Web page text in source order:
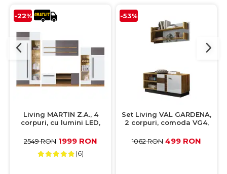
-22%
Living MARTIN Z.A., 4
corpuri, cu lumini LED,
MDF alb lucios si gri mat,
2549 RON 1999 RON
(6)
-53%
Set Living VAL GARDENA,
2 corpuri, comoda VG4,
fronturi MDF late lucios
1062 RON 499 RON